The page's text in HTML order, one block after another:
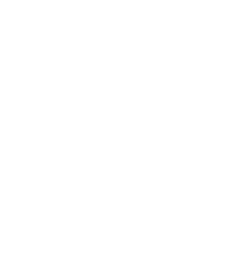
fpc 连接器提供 0。5 毫米螺距
接器也被称为柔性电路印刷连
，在使用中能最大程度地保证
着将电信号转变为光信号的
需要翻盖才能作业的f